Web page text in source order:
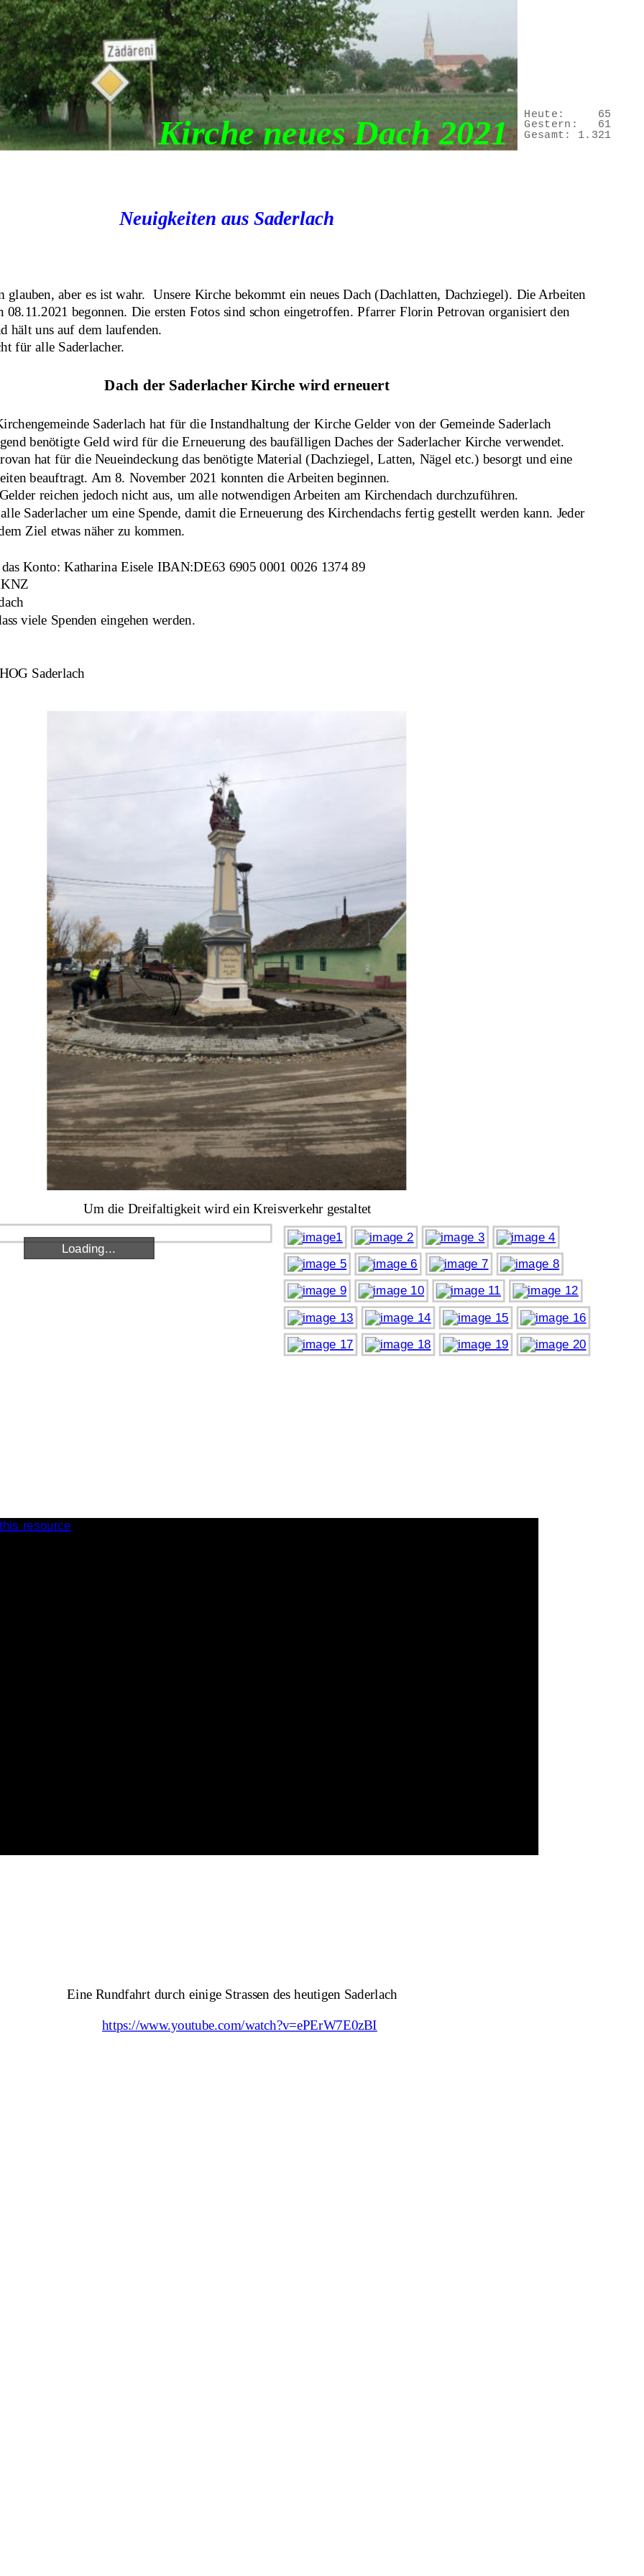
Heute:
65
Gestern:
61
Gesamt:
1.321
Kirche neues Dach 2021
Neuigkeiten aus Saderlach
resource
Loading...
Loading...
Um die Dreifaltigkeit wird ein Kreisverkehr gestaltet
glauben, aber es ist wahr.  Unsere Kirche bekommt ein neues Dach (Dachlatten, Dachziegel). Die Arbeiten
08.11.2021 begonnen. Die ersten Fotos sind schon eingetroffen. Pfarrer Florin Petrovan organisiert den
hält uns auf dem laufenden.
für alle Saderlacher.
Dach der Saderlacher Kirche wird erneuert
Saderlach hat für die Instandhaltung der Kirche Gelder von der Gemeinde Saderlach
benötigte Geld wird für die Erneuerung des baufälligen Daches der Saderlacher Kirche verwendet.
hat für die Neueindeckung das benötigte Material (Dachziegel, Latten, Nägel etc.) besorgt und eine
beauftragt. Am 8. November 2021 konnten die Arbeiten beginnen.
reichen jedoch nicht aus, um alle notwendigen Arbeiten am Kirchendach durchzuführen.
Saderlacher um eine Spende, damit die Erneuerung des Kirchendachs fertig gestellt werden kann. Jeder
Ziel etwas näher zu kommen.
Konto: Katharina Eisele IBAN:DE63 6905 0001 0026 1374 89
viele Spenden eingehen werden.
Saderlach
Eine Rundfahrt durch einige Strassen des heutigen Saderlach
https://www.youtube.com/watch?v=ePErW7E0zBI